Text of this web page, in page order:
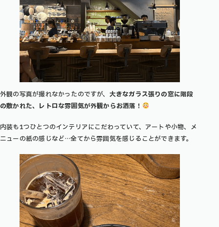
外観の写真が撮れなかったのですが、 大きなガラス張りの窓に階段
の敷かれた、レトロな雰囲気が外観からお洒落！
内装も1つひとつのインテリアにこだわっていて、アートや小物、メ
ニューの紙の感じなど…全てから雰囲気を感じることができます。